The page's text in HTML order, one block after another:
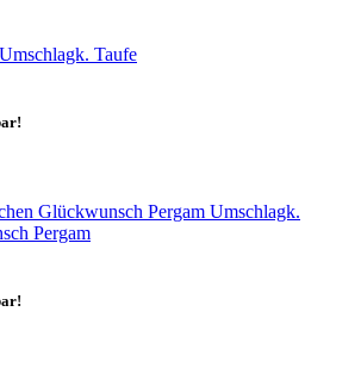
Umschlagk. Taufe
Umschlagk.
Pergam